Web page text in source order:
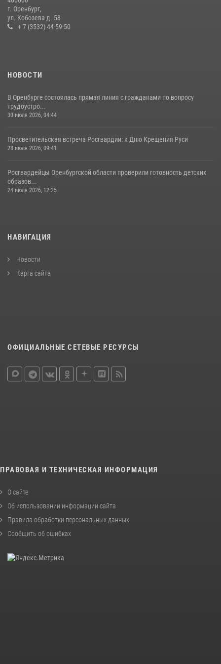
В Управлении Росгвардии по Оренбургской области подвели итоги
служебно-боевой деятельности за первое полугодие 2026 года
17 июля 2026, 11:30
г. Оренбург,
ул. Кобозева д. 58
+ 7 (3532) 44-59-50
НОВОСТИ
В Оренбурге состоялась прямая линия с гражданами по вопросу
трудоустро...
30 июля 2026, 04:44
Просветительская встреча Росгвардии: к Дню Крещения Руси
28 июля 2026, 09:41
Росгвардейцы Оренбургской области проверили готовность детских
образов...
24 июля 2026, 12:25
НАВИГАЦИЯ
Новости
Карта сайта
ОФИЦИАЛЬНЫЕ СЕТЕВЫЕ РЕСУРСЫ
ПРАВОВАЯ И ТЕХНИЧЕСКАЯ ИНФОРМАЦИЯ
О сайте
Об использовании информации сайта
Правила обработки персональных данных
Сообщить об ошибках